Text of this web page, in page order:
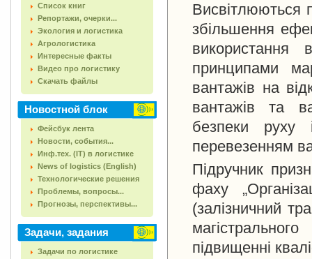
Список книг
Репортажи, очерки...
Экология и логистика
Агрологистика
Интересные факты
Видео про логистику
Скачать файлы
Новостной блок
Фейсбук лента
Новости, события...
Инф.тех. (IT) в логистике
News of logistics (English)
Технологические решения
Проблемы, вопросы...
Прогнозы, перспективы...
Задачи, задания
Задачи по логистике
Висвітлюються
збільшення
використання
принципами
вантажів на
вантажів та
безпеки руху
перевезенням
Підручник
фаху
(залізничний
підвищенні